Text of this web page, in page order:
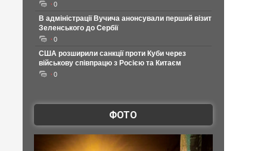
0
В адміністрації Вучича анонсували перший візит
Зеленського до Сербії
0
США розширили санкції проти Куби через
військову співпрацю з Росією та Китаєм
0
ФОТО